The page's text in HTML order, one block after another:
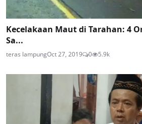
Kecelakaan Maut di Tarahan: 4
Sa...
teras lampungOct 27, 2019 0 5.9k